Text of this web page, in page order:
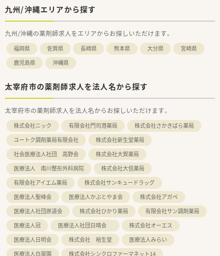
九州/沖縄エリアから探す
九州/沖縄の薬剤師求人をエリアからお探しいただけます。
福岡県 佐賀県 長崎県 熊本県 大分県
宮崎県
鹿児島県
沖縄県
太宰府市の薬剤師求人を法人名から探す
太宰府市の薬剤師求人を法人名からお探しいただけます。
株式会社ニック 有限会社門司港薬局
株式会社さかきばら薬局
ユートク調剤薬局有限会社
株式会社新生堂薬局
社会医療法人社団 高野会
株式会社大賀薬局
医療法人 南川整形外科病院
株式会社大信薬局
有限会社アイエム薬局
株式会社サンキュードラッグ
医療法人聖峰会
医療法人かぶとやま会
株式会社アガペ
医療法人社団原道会
株式会社ひかり薬局
有限会社サン調剤薬局
医療法人冠
医療法人社団日晴会
株式会社オーエス
医療法人日明会
株式会社 裕生堂
医療法人みらい
医療法人白翠園
株式会社シンクロファーマネット14